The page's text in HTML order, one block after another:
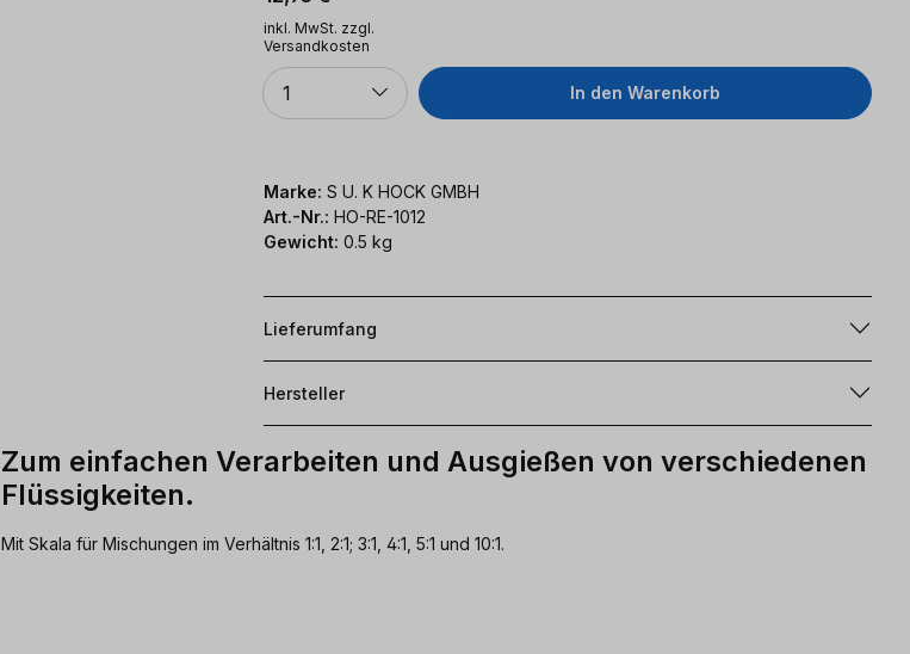
inkl. MwSt. zzgl.
Versandkosten
Anzahl
1 In den Warenkorb
Marke: S U. K HOCK GMBH
Art.-Nr.: HO-RE-1012
Gewicht: 0.5 kg
Lieferumfang
Hersteller
Zum einfachen Verarbeiten und Ausgießen von verschiedenen
Flüssigkeiten.
Mit Skala für Mischungen im Verhältnis 1:1, 2:1; 3:1, 4:1, 5:1 und 10:1.